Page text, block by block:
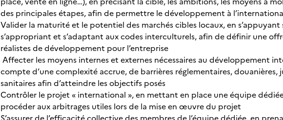
des principales étapes, afin de permettre le développement à
Valider la maturité et le potentiel des marchés cibles locaux, en
s’appropriant et s’adaptant aux codes interculturels, afin de définir une
réalistes de développement pour l’entreprise
Affecter les moyens internes et externes nécessaires au développement
compte d’une complexité accrue, de barrières réglementaires,
sanitaires afin d’atteindre les objectifs posés
Contrôler le projet « international », en mettant en place une équipe
procéder aux arbitrages utiles lors de la mise en œuvre du projet